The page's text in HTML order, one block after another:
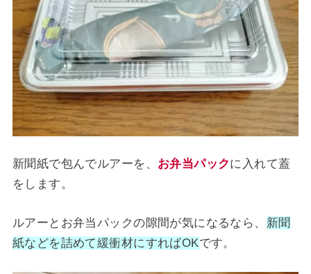
新聞紙で包んでルアーを、 お弁当パックに入れて蓋
をします。
ルアーとお弁当パックの隙間が気になるなら、 新聞
紙などを詰めて緩衝材にすればOKです。